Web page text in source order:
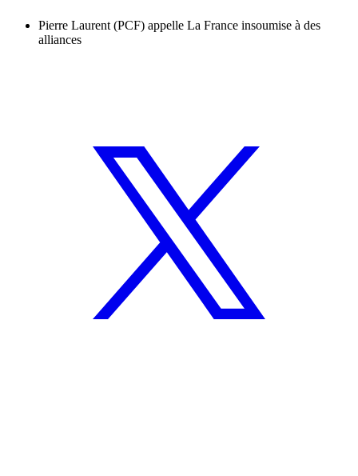
Pierre Laurent (PCF) appelle La France insoumise à des
alliances